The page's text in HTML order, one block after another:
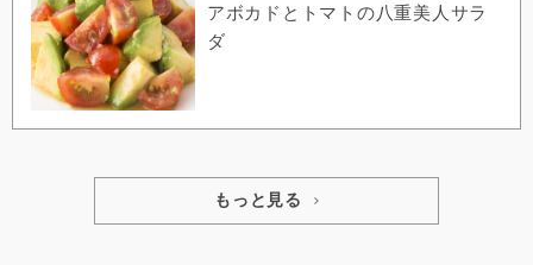
アボカドとトマトの八重美人サラ
ダ
もっと見る